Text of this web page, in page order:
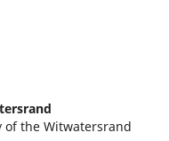
of the Witwatersrand